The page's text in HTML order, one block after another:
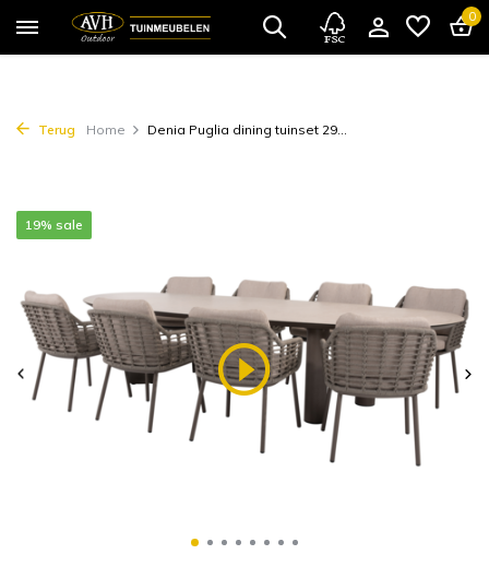
0
Terug Home Denia Puglia dining tuinset 29...
19% sale